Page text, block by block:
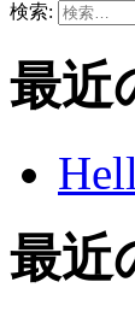
検索:
最近
最近